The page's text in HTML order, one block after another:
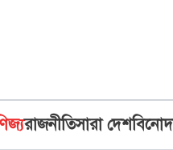
রাজনীতিসারা দেশ